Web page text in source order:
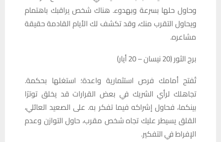
وحاول حلها بسرعة وبهدوء. هناك شخص يراقبك باهتمام
ويحاول التقرب منك، وقد تكشف لك الأيام القادمة حقيقة
مشاعره.
برج الثور (20 نيسان – 20 أيار)
تُفتح أمامك فرص استثمارية واعدة؛ استغلها بحكمة.
تجاهلك لرأي الشريك في بعض القرارات قد يخلق توترًا
بينكما، فحاول إشراكه فيما تفكر به. على الصعيد العائلي،
القلق يسيطر عليك تجاه شخص مقرب، حاول التوازن وعدم
الإفراط في التفكير.